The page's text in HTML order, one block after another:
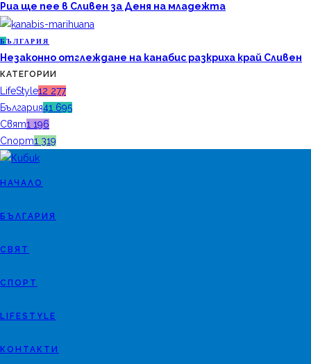
Риа ще пее в Сливен за Деня на младежта
Б ЪЛГАРИЯ
Незаконно отглеждане на канабис разкриха край Сливен
КАТЕГОРИИ
LifeStyle12 277
България41 695
Свят1 196
Спорт1 319
НАЧАЛО
БЪЛГАРИЯ
СВЯТ
СПОРТ
LIFESTYLE
КОНТАКТИ